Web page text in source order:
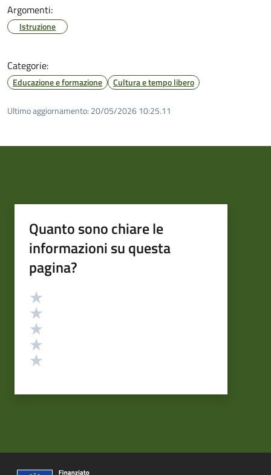
Argomenti:
Istruzione
Categorie:
Educazione e formazione Cultura e tempo libero
Ultimo aggiornamento: 20/05/2026 10:25.11
Quanto sono chiare le
informazioni su questa
pagina?
Valutazione